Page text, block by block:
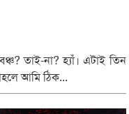
তাই-না? হ্যাঁ। এটাই তিন
আমি ঠিক...